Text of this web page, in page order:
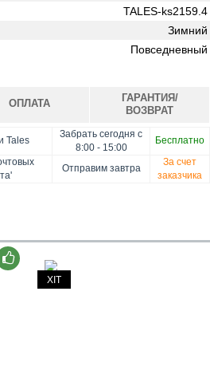
TALES-ks2159.4
Зимний
Повседневный
Tales
Забрать сегодня с
8:00 - 15:00
Бесплатно
Отправим завтра
За счет
заказчика
ОПЛАТА
товара, Картой онлайн, Google
для юридических лиц, Безналичными
Apple Pay, Mastercard, Visa
ГАРАНТИЯ/
ВОЗВРАТ
товара в течение 14 дней.
ХІТ